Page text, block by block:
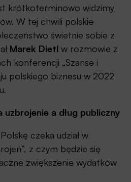
krótkoterminowo widzimy
W tej chwili polskie
świetnie sobie z
Marek Dietl w rozmowie z
konferencji „Szanse i
polskiego biznesu w 2022
a dług publiczny
czeka udział w
z czym będzie się
zwiększenie wydatków